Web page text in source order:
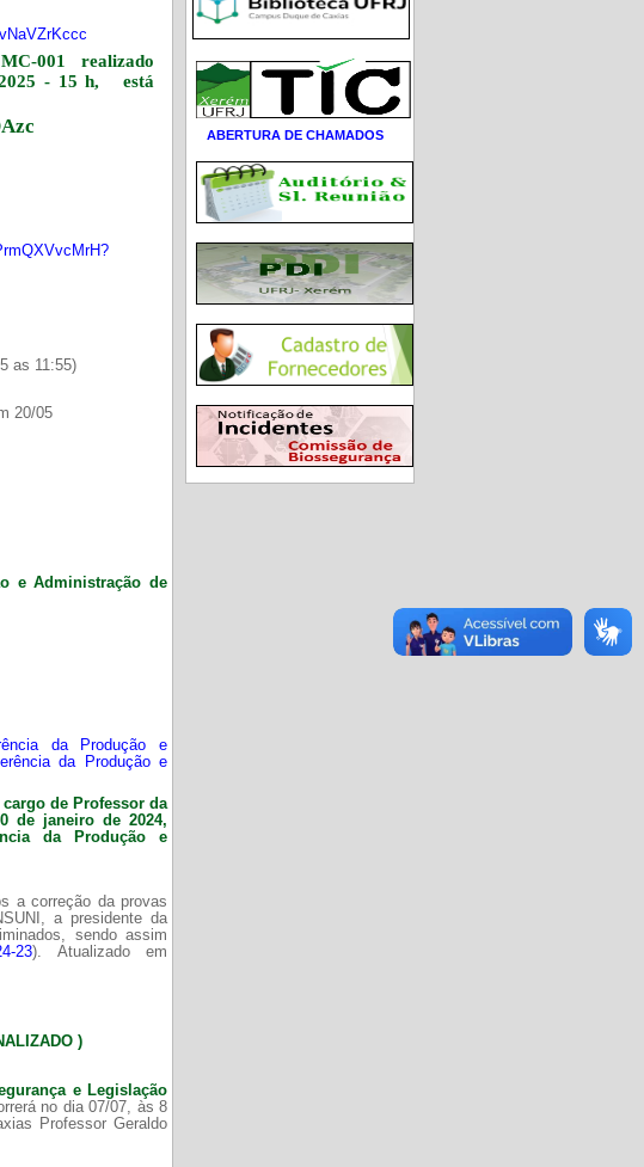
001 realizado
2025 - 15 h, está
as 11:55)
20/05
e Administração de
da Produção e
da Produção e
de Professor da
de janeiro de 2024,
da Produção e
a correção da provas
a presidente da
sendo assim
23). Atualizado em
)
e Legislação
no dia 07/07, às 8
Professor Geraldo
ABERTURA DE CHAMADOS